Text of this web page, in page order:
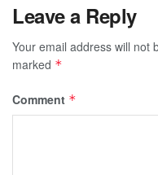
Leave a Reply
Your email address will not
marked *
Comment *